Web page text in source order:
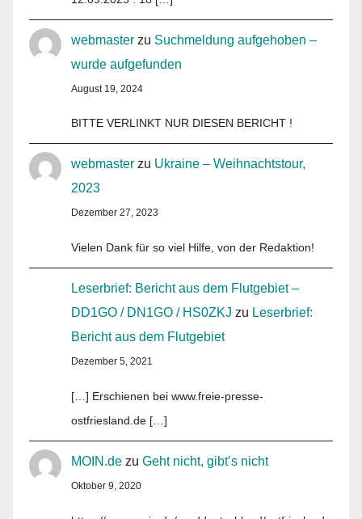
webmaster zu Suchmeldung aufgehoben –
wurde aufgefunden
August 19, 2024
BITTE VERLINKT NUR DIESEN BERICHT !
webmaster zu Ukraine – Weihnachtstour,
2023
Dezember 27, 2023
Vielen Dank für so viel Hilfe, von der Redaktion!
Leserbrief: Bericht aus dem Flutgebiet –
DD1GO / DN1GO / HS0ZKJ zu Leserbrief:
Bericht aus dem Flutgebiet
Dezember 5, 2021
[…] Erschienen bei www.freie-presse-
ostfriesland.de […]
MOIN.de zu Geht nicht, gibt’s nicht
Oktober 9, 2020